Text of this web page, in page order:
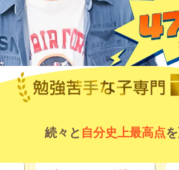
続々と 自分史上最高点